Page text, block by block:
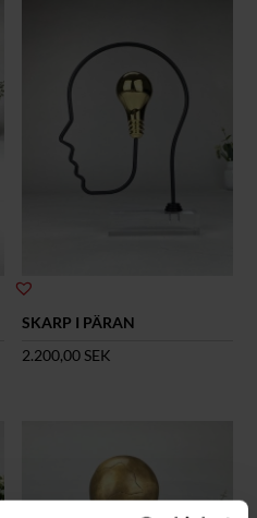
SKARP I PÄRAN
2.200,00 SEK